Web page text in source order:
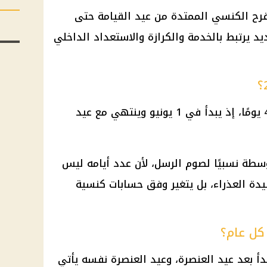
الكنسي الممتدة من عيد القيامة حتى
يرتبط بالخدمة والكرازة والاستعداد الداخلي
عيد
نسبيًا لصوم الرسل، لأن عدد أيامه ليس
العذراء، بل يتغير وفق حسابات كنسية
عام؟
بعد عيد العنصرة، وعيد العنصرة نفسه يأتي